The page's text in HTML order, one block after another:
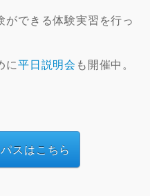
できる体験実習を行っ
に平日説明会 も開催中。
スはこちら